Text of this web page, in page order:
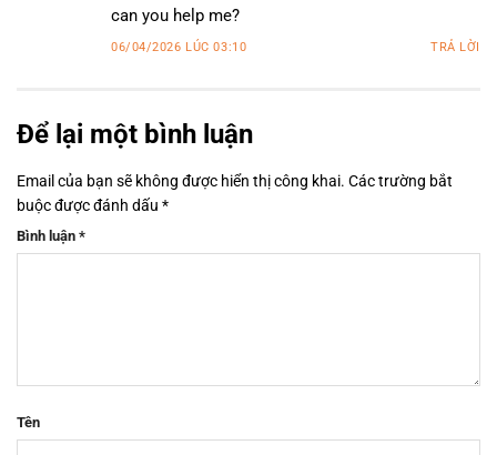
can you help me?
06/04/2026 LÚC 03:10 TRẢ LỜI
Để lại một bình luận
Email của bạn sẽ không được hiển thị công khai. Các trường bắt
buộc được đánh dấu *
Bình luận *
Tên